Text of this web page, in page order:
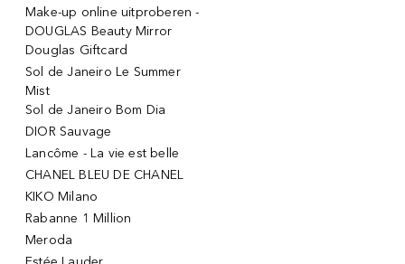
Make-up online uitproberen -
DOUGLAS Beauty Mirror
Douglas Giftcard
Sol de Janeiro Le Summer
Mist
Sol de Janeiro Bom Dia
DIOR Sauvage
Lancôme - La vie est belle
CHANEL BLEU DE CHANEL
KIKO Milano
Rabanne 1 Million
Meroda